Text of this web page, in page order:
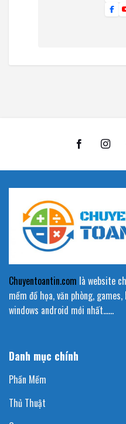
Chuyentoantin.com là website
mềm đồ họa, văn phòng,
windows android mới nhất……
Danh mục chính
Phần Mềm
Thủ Thuật